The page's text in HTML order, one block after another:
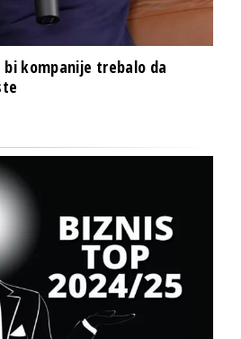
bi kompanije trebalo da